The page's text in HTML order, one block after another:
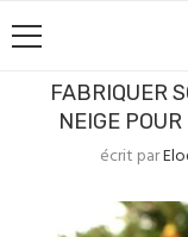
FABRIQUER
NEIGE
écrit par